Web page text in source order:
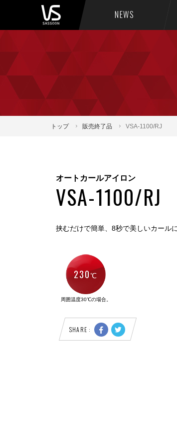
NEWS
トップ 販売終了品 VSA-1100/RJ
オートカールアイロン
VSA-1100/RJ
挟むだけで簡単、8秒で美しいカールに
230℃
周囲温度30℃の場合。
SHARE :